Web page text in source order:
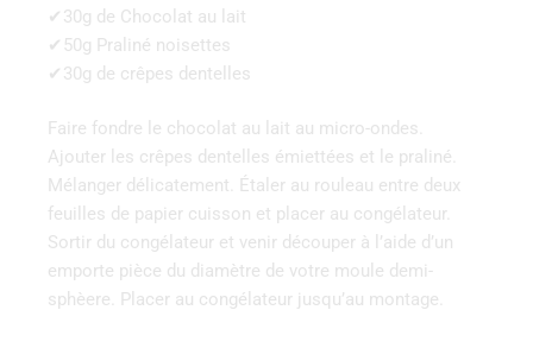
✔30g de Chocolat au lait
✔50g Praliné noisettes
✔30g de crêpes dentelles
Faire fondre le chocolat au lait au micro-ondes.
Ajouter les crêpes dentelles émiettées et le praliné.
Mélanger délicatement. Étaler au rouleau entre deux
feuilles de papier cuisson et placer au congélateur.
Sortir du congélateur et venir découper à l’aide d’un
emporte pièce du diamètre de votre moule demi-
sphèere. Placer au congélateur jusqu’au montage.